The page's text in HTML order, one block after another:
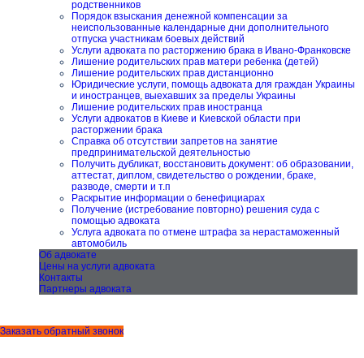
Заказать обратный звонок
родственников
Порядок взыскания денежной компенсации за
неиспользованные календарные дни дополнительного
отпуска участникам боевых действий
Услуги адвоката по расторжению брака в Ивано-Франковске
Лишение родительских прав матери ребенка (детей)
Лишение родительских прав дистанционно
Юридические услуги, помощь адвоката для граждан Украины
и иностранцев, выехавших за пределы Украины
Лишение родительских прав иностранца
Услуги адвокатов в Киеве и Киевской области при
расторжении брака
Справка об отсутствии запретов на занятие
предпринимательской деятельностью
Получить дубликат, восстановить документ: об образовании,
аттестат, диплом, свидетельство о рождении, браке,
разводе, смерти и т.п
Раскрытие информации о бенефициарах
Получение (истребование повторно) решения суда с
помощью адвоката
Услуга адвоката по отмене штрафа за нерастаможенный
автомобиль
Об адвокате
Цены на услуги адвоката
Контакты
Партнеры адвоката